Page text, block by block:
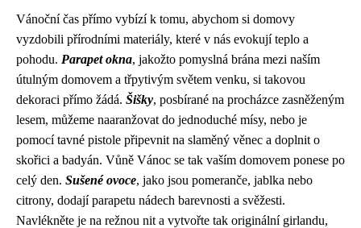
Vánoční čas přímo vybízí k tomu, abychom si domovy
vyzdobili přírodními materiály, které v nás evokují teplo a
pohodu. Parapet okna, jakožto pomyslná brána mezi naším
útulným domovem a třpytivým světem venku, si takovou
dekoraci přímo žádá. Šišky, posbírané na procházce zasněženým
lesem, můžeme naaranžovat do jednoduché mísy, nebo je
pomocí tavné pistole připevnit na slaměný věnec a doplnit o
skořici a badyán. Vůně Vánoc se tak vaším domovem ponese po
celý den. Sušené ovoce, jako jsou pomeranče, jablka nebo
citrony, dodají parapetu nádech barevnosti a svěžesti.
Navlékněte je na režnou nit a vytvořte tak originální girlandu,